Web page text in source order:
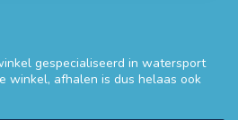
gespecialiseerd in watersport
winkel, afhalen is dus helaas ook